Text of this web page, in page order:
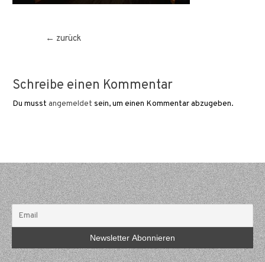
Beitragsnavigation
← zurück
Schreibe einen Kommentar
Du musstangemeldet sein, um einen Kommentar abzugeben.